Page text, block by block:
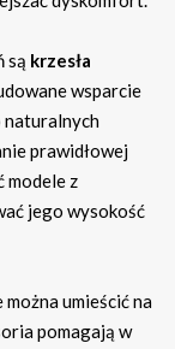
są krzesła
wsparcie
naturalnych
prawidłowej
modele z
jego wysokość
można umieścić na
pomagają w